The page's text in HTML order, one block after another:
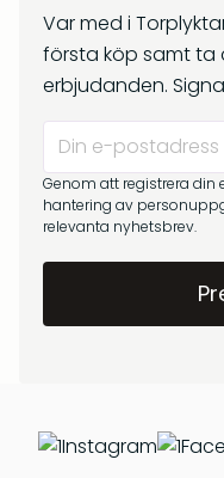
Var med i
första köp samt ta
erbjudanden.
Genom att registrera
hantering av
relevanta nyhetsbrev.
Instagram